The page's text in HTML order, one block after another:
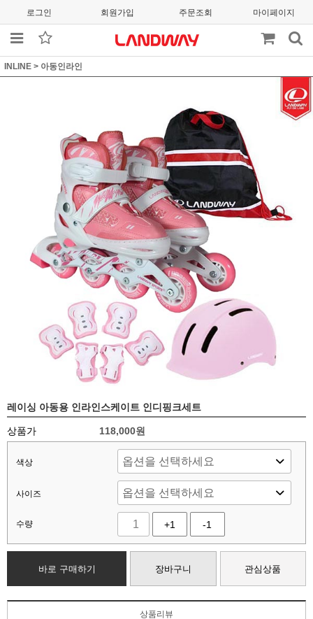
로그인 회원가입 주문조회 마이페이지
INLINE > 아동인라인
레이싱 아동용 인라인스케이트 인디핑크세트
상품가 118,000원
색상
사이즈
수량 +1 -1
바로 구매하기 장바구니 관심상품
상품리뷰